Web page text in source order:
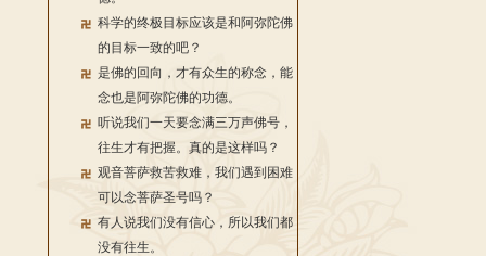
科学的终极目标应该是和阿弥陀佛
的目标一致的吧？
是佛的回向，才有众生的称念，能
念也是阿弥陀佛的功德。
听说我们一天要念满三万声佛号，
往生才有把握。真的是这样吗？
观音菩萨救苦救难，我们遇到困难
可以念菩萨圣号吗？
有人说我们没有信心，所以我们都
没有往生。